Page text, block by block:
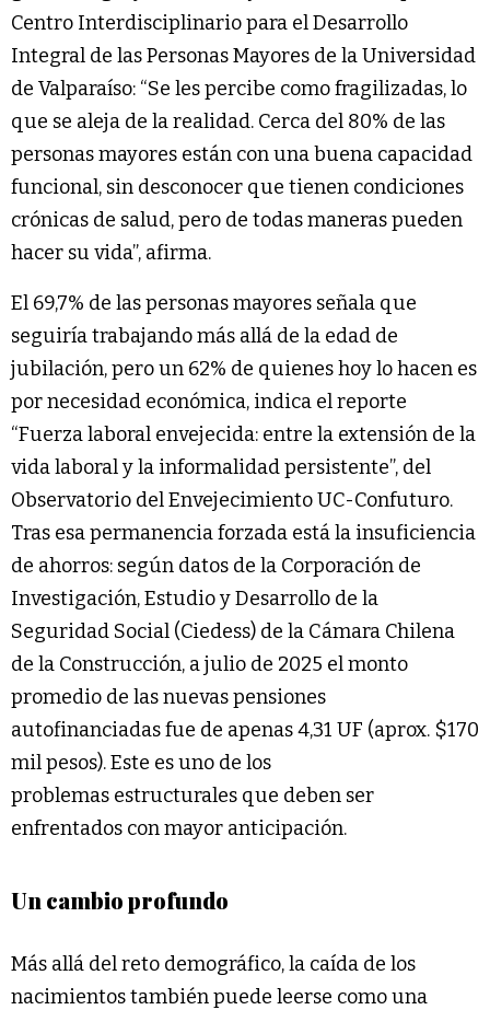
Centro Interdisciplinario para el Desarrollo
Integral de las Personas Mayores de la Universidad
de Valparaíso: “Se les percibe como fragilizadas, lo
que se aleja de la realidad. Cerca del 80% de las
personas mayores están con una buena capacidad
funcional, sin desconocer que tienen condiciones
crónicas de salud, pero de todas maneras pueden
hacer su vida”, afirma.
El 69,7% de las personas mayores señala que
seguiría trabajando más allá de la edad de
jubilación, pero un 62% de quienes hoy lo hacen es
por necesidad económica, indica el reporte
“Fuerza laboral envejecida: entre la extensión de la
vida laboral y la informalidad persistente”, del
Observatorio del Envejecimiento UC-Confuturo.
Tras esa permanencia forzada está la insuficiencia
de ahorros: según datos de la Corporación de
Investigación, Estudio y Desarrollo de la
Seguridad Social (Ciedess) de la Cámara Chilena
de la Construcción, a julio de 2025 el monto
promedio de las nuevas pensiones
autofinanciadas fue de apenas 4,31 UF (aprox. $170
mil pesos). Este es uno de los
problemas estructurales que deben ser
enfrentados con mayor anticipación.
Un cambio profundo
Más allá del reto demográfico, la caída de los
nacimientos también puede leerse como una